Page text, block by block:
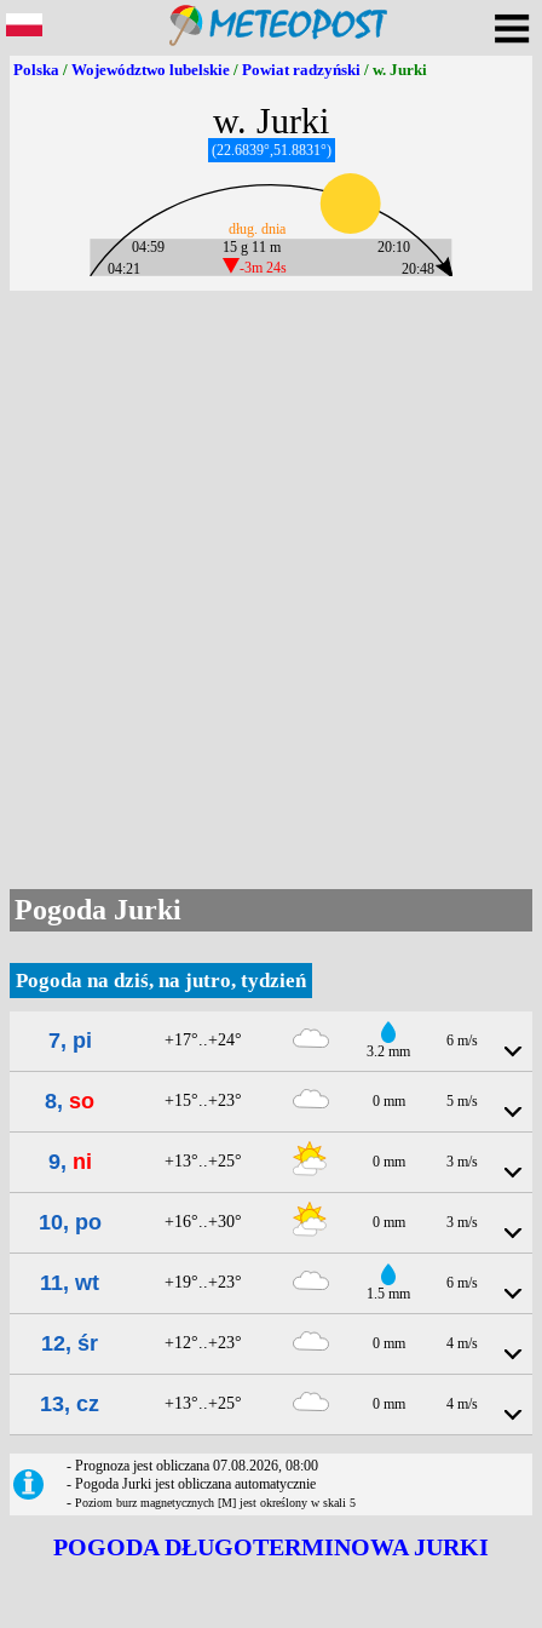
Polska / Województwo lubelskie / Powiat radzyński / w. Jurki
w. Jurki
(22.6839°,51.8831°)
04:21
04:59
15 g 11 m
-3m 24s
dług. dnia
20:48
20:10
Pogoda Jurki
Pogoda na dziś, na jutro, tydzień
7, pi +17°..+24°
3.2 mm
6 m/s
8, so +15°..+23° 0 mm 5 m/s
9, ni +13°..+25° 0 mm 3 m/s
10, po +16°..+30° 0 mm 3 m/s
11, wt +19°..+23°
1.5 mm
6 m/s
12, śr +12°..+23° 0 mm 4 m/s
13, cz +13°..+25° 0 mm 4 m/s
- Prognoza jest obliczana 07.08.2026, 08:00
- Pogoda Jurki jest obliczana automatycznie
- Poziom burz magnetycznych [M] jest określony w skali 5
POGODA DŁUGOTERMINOWA JURKI